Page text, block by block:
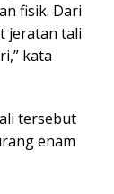
fisik. Dari
jeratan tali
kata
tersebut
enam